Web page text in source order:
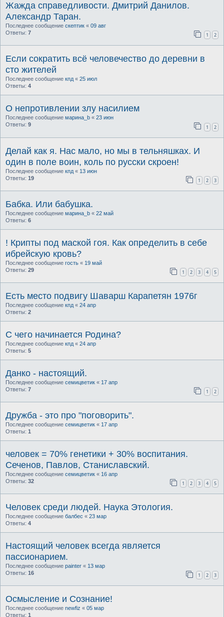
Жажда справедливости. Дмитрий Данилов.
Александр Таран.
Последнее сообщение скептик « 09 авг
Ответы: 7 1 2
Если сократить всё человечество до деревни в
сто жителей
Последнее сообщение кпд« 25 июл
Ответы: 4
О непротивлении злу насилием
Последнее сообщение марина_b « 23 июн
Ответы: 9 1 2
Делай как я. Нас мало, но мы в тельняшках. И
один в поле воин, коль по русски скроен!
Последнее сообщение кпд « 13 июн
Ответы: 19 1 2 3
Бабка. Или бабушка.
Последнее сообщение марина_b « 22 май
Ответы: 6
! Крипты под маской гоя. Как определить в себе
ибрейскую кровь?
Последнее сообщение гость « 19 май
Ответы: 29 1 2 3 4 5
Есть место подвигу Шаварш Карапетян 1976г
Последнее сообщение кпд « 24 апр
Ответы: 2
С чего начинается Родина?
Последнее сообщение кпд « 24 апр
Ответы: 5
Данко - настоящий.
Последнее сообщение семицветик « 17 апр
Ответы: 7 1 2
Дружба - это про "поговорить".
Последнее сообщение семицветик « 17 апр
Ответы: 1
человек = 70% генетики + 30% воспитания.
Сеченов, Павлов, Станиславский.
Последнее сообщение семицветик « 16 апр
Ответы: 32 1 2 3 4 5
Человек среди людей. Наука Этология.
Последнее сообщение балбес « 23 мар
Ответы: 4
Настоящий человек всегда является
пассионарием.
Последнее сообщение painter « 13 мар
Ответы: 16 1 2 3
Осмысление и Сознание!
Последнее сообщение newfiz « 05 мар
Ответы: 1